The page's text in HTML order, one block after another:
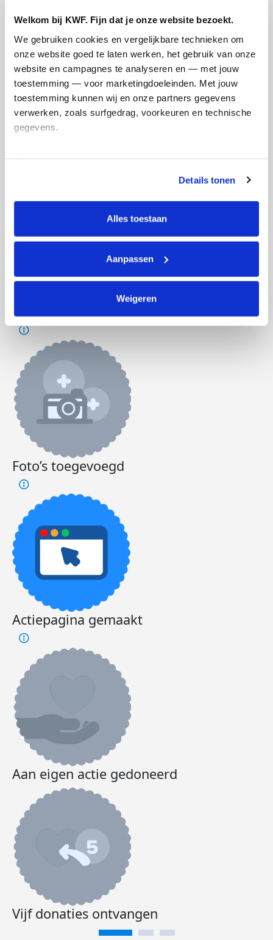
Welkom bij KWF. Fijn dat je onze website bezoekt.
We gebruiken cookies en vergelijkbare technieken om
onze website goed te laten werken, het gebruik van onze
website en campagnes te analyseren en — met jouw
toestemming — voor marketingdoeleinden. Met jouw
toestemming kunnen wij en onze partners gegevens
verwerken, zoals surfgedrag, voorkeuren en technische
gegevens.
tonen. Je kunt je toestemming op elk moment wijzigen of
intrekken via Cookie instellingen onderaan de pagina. De
lijst met cookies is te vinden in het tabblad “details”.
Details tonen
Alles toestaan
Aanpassen
Weigeren
Ik wil bijdragen aan de transactiekosten
en betaal €0.75 extra.
Word lid van ons team
Jasper's badges
Foto’s toegevoegd
Actiepagina gemaakt
Aan eigen actie gedoneerd
Vijf donaties ontvangen